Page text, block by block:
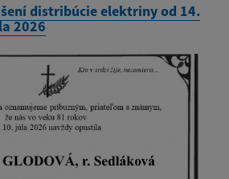
distribúcie elektriny od 14.
2026